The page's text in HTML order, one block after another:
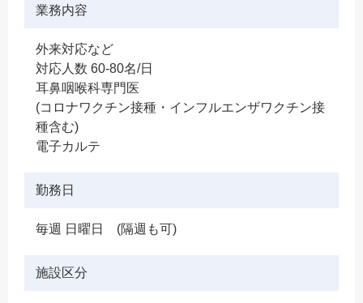
業務内容
外来対応など
対応人数 60-80名/日
耳鼻咽喉科専門医
(コロナワクチン接種・インフルエンザワクチン接
種含む)
電子カルテ
勤務日
毎週 日曜日 (隔週も可)
施設区分